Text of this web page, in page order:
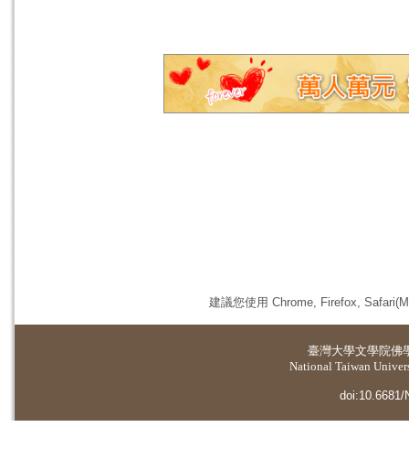
建議您使用 Chrome, Firefox,
臺灣大學文學院佛
National Taiwan
doi:10.6681/